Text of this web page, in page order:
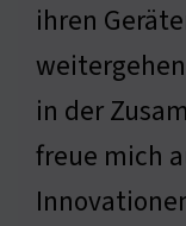
ihren
in der
freue mich